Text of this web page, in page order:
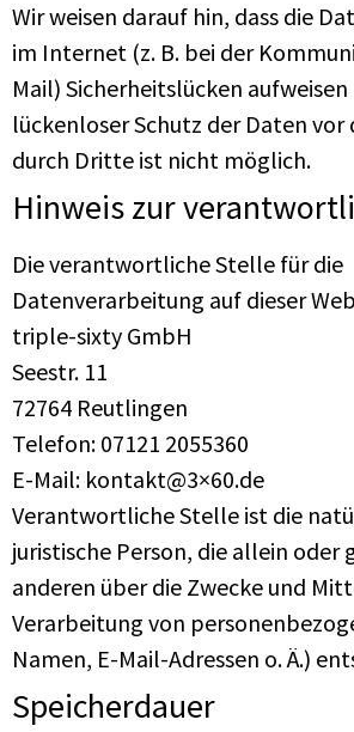
Wir weisen darauf hin, dass die
im Internet (z. B. bei der
Mail) Sicherheitslücken aufweisen
lückenloser Schutz der Daten vor
durch Dritte ist nicht möglich.
Hinweis zur
Die verantwortliche Stelle für die
Datenverarbeitung auf dieser
triple-sixty GmbH
Seestr. 11
72764 Reutlingen
Telefon: 07121 2055360
E-Mail: kontakt@3×60.de
Verantwortliche Stelle ist die
juristische Person, die allein oder
anderen über die Zwecke und
Verarbeitung von
Namen, E-Mail-Adressen o. Ä.)
Speicherdauer